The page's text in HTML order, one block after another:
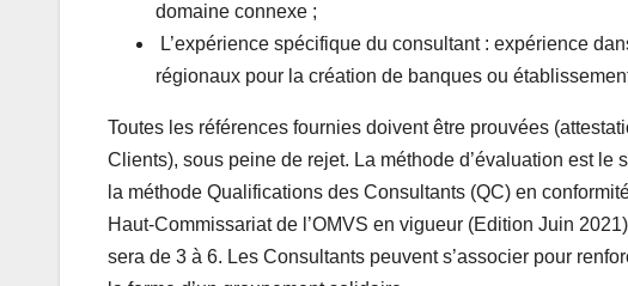
domaine connexe ;
L’expérience spécifique du consultant : expérience
régionaux pour la création de banques ou
Toutes les références fournies doivent être prouvées
Clients), sous peine de rejet. La méthode d’évaluation est
la méthode Qualifications des Consultants (QC) en
Haut-Commissariat de l’OMVS en vigueur (Edition Juin
sera de 3 à 6. Les Consultants peuvent s’associer pour